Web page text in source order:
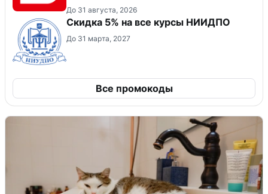
До 31 августа, 2026
Скидка 5% на все курсы НИИДПО
До 31 марта, 2027
Все промокоды